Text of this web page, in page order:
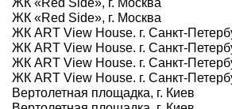
ЖК «Red Side», г. Москва
ЖК ART View House. г. Санкт-
ЖК ART View House. г. Санкт-
ЖК ART View House. г. Санкт-
ЖК ART View House. г. Санкт-
Вертолетная площадка, г. Киев